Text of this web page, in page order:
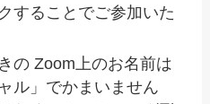
することでご参加いた
の Zoom上のお名前は
ル」でかまいません